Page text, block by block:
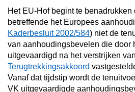
Het EU-Hof begint te
betreffende het Europees
Kaderbesluit 2002/584) niet de
van aanhoudingsbevelen die door
uitgevaardigd na het verstrijken
Terugtrekkingsakkoord
Vanaf dat tijdstip wordt de
VK uitgevaardigde